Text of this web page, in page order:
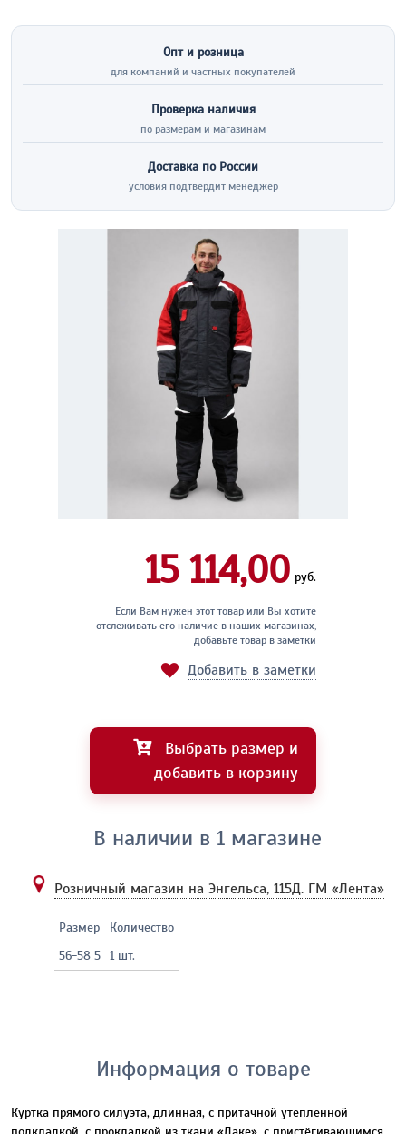
Опт и розница
для компаний и частных покупателей
Проверка наличия
по размерам и магазинам
Доставка по России
условия подтвердит менеджер
15 114,00 руб.
Если Вам нужен этот товар или Вы хотите
отслеживать его наличие в наших магазинах,
добавьте товар в заметки
Добавить в заметки
Выбрать размер и
добавить в корзину
В наличии в 1 магазине
Розничный магазин на Энгельса, 115Д. ГМ «Лента»
Размер
Количество
56-58 5
1 шт.
Информация о товаре
Куртка прямого силуэта, длинная, с притачной утеплённой